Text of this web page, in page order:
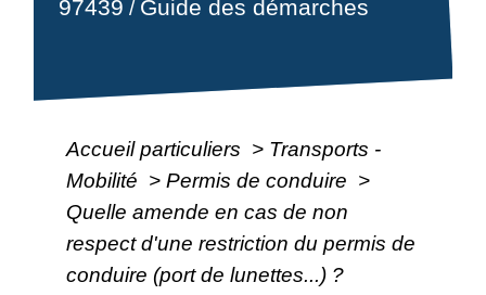
97439 / Guide des démarches
Accueil particuliers > Transports -
Mobilité > Permis de conduire >
Quelle amende en cas de non
respect d'une restriction du permis de
conduire (port de lunettes...) ?